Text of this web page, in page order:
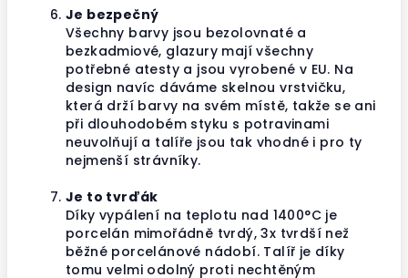
Je bezpečný
Všechny barvy jsou bezolovnaté a
bezkadmiové, glazury mají všechny
potřebné atesty a jsou vyrobené v EU. Na
design navíc dáváme skelnou vrstvičku,
která drží barvy na svém místě, takže se ani
při dlouhodobém styku s potravinami
neuvolňují a talíře jsou tak vhodné i pro ty
nejmenší strávníky.
Je to tvrďák
Díky vypálení na teplotu nad 1400°C je
porcelán mimořádně tvrdý, 3x tvrdší než
běžné porcelánové nádobí. Talíř je díky
tomu velmi odolný proti nechtěným